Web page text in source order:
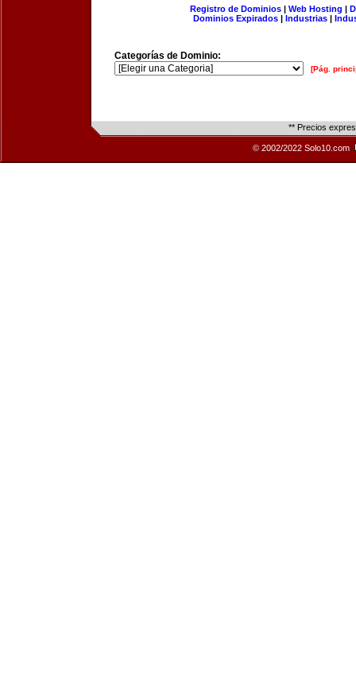
Registro de Dominios| Web Hosting |
Dominios Expirados | Industrias |
Categorías de Dominio:
[Pág.
** Precios
© 2002/2022 Solo10.com